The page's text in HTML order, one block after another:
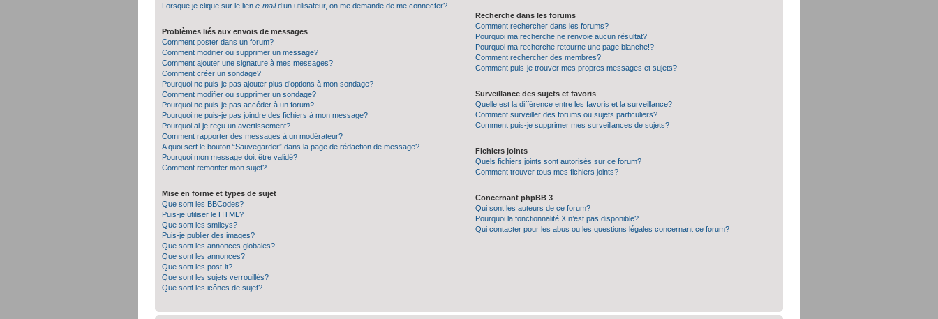
Lorsque je clique sur le lien e-maild’un utilisateur, on me demande de me connecter?
Problèmes liés aux envois de messages
Comment poster dans un forum?
Comment modifier ou supprimer un message?
Comment ajouter une signature à mes messages?
Comment créer un sondage?
Pourquoi ne puis-je pas ajouter plus d’options à mon sondage?
Comment modifier ou supprimer un sondage?
Pourquoi ne puis-je pas accéder à un forum?
Pourquoi ne puis-je pas joindre des fichiers à mon message?
Pourquoi ai-je reçu un avertissement?
Comment rapporter des messages à un modérateur?
A quoi sert le bouton “Sauvegarder” dans la page de rédaction de message?
Pourquoi mon message doit être validé?
Comment remonter mon sujet?
Mise en forme et types de sujet
Que sont les BBCodes?
Puis-je utiliser le HTML?
Que sont les smileys?
Puis-je publier des images?
Que sont les annonces globales?
Que sont les annonces?
Que sont les post-it?
Que sont les sujets verrouillés?
Que sont les icônes de sujet?
Recherche dans les forums
Comment rechercher dans les forums?
Pourquoi ma recherche ne renvoie aucun résultat?
Pourquoi ma recherche retourne une page blanche!?
Comment rechercher des membres?
Comment puis-je trouver mes propres messages et sujets?
Surveillance des sujets et favoris
Quelle est la différence entre les favoris et la surveillance?
Comment surveiller des forums ou sujets particuliers?
Comment puis-je supprimer mes surveillances de sujets?
Fichiers joints
Quels fichiers joints sont autorisés sur ce forum?
Comment trouver tous mes fichiers joints?
Concernant phpBB 3
Qui sont les auteurs de ce forum?
Pourquoi la fonctionnalité X n’est pas disponible?
Qui contacter pour les abus ou les questions légales concernant ce forum?